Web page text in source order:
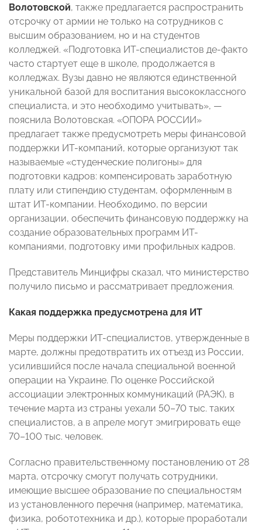
Волотовской, также предлагается распространить
отсрочку от армии не только на сотрудников с
высшим образованием, но и на студентов
колледжей. «Подготовка ИТ-специалистов де-факто
часто стартует еще в школе, продолжается в
колледжах. Вузы давно не являются единственной
уникальной базой для воспитания высококлассного
специалиста, и это необходимо учитывать», —
пояснила Волотовская. «ОПОРА РОССИИ»
предлагает также предусмотреть меры финансовой
поддержки ИТ-компаний, которые организуют так
называемые «студенческие полигоны» для
подготовки кадров: компенсировать заработную
плату или стипендию студентам, оформленным в
штат ИТ-компании. Необходимо, по версии
организации, обеспечить финансовую поддержку на
создание образовательных программ ИТ-
компаниями, подготовку ими профильных кадров.
Представитель Минцифры сказал, что министерство
получило письмо и рассматривает предложения.
Какая поддержка предусмотрена для ИТ
Меры поддержки ИТ-специалистов, утвержденные в
марте, должны предотвратить их отъезд из России,
усилившийся после начала специальной военной
операции на Украине. По оценке Российской
ассоциации электронных коммуникаций (РАЭК), в
течение марта из страны уехали 50–70 тыс. таких
специалистов, а в апреле могут эмигрировать еще
70–100 тыс. человек.
Согласно правительственному постановлению от 28
марта, отсрочку смогут получать сотрудники,
имеющие высшее образование по специальностям
из установленного перечня (например, математика,
физика, робототехника и др.), которые проработали